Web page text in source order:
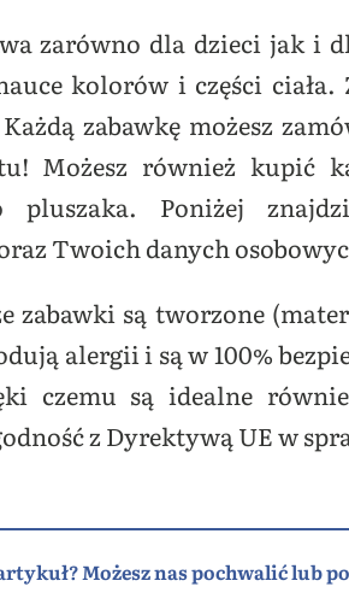
zarówno dla dzieci jak i
kolorów i części
zabawkę możesz
Możesz również kupić
pluszaka. Poniżej
Twoich danych
zabawki są tworzone
alergii i są w 100%
czemu są idealne
z Dyrektywą UE w
Możesz nas pochwalić lub